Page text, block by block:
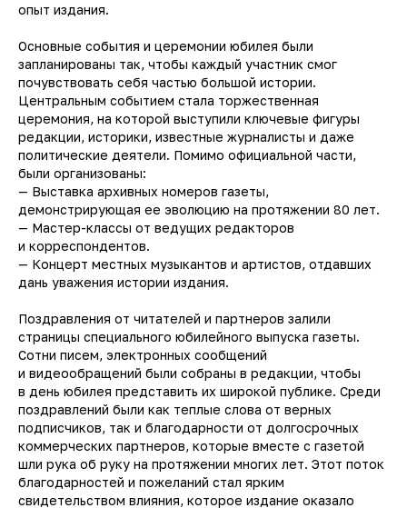
опыт издания.
Основные события и церемонии юбилея были
запланированы так, чтобы каждый участник смог
почувствовать себя частью большой истории.
Центральным событием стала торжественная
церемония, на которой выступили ключевые фигуры
редакции, историки, известные журналисты и даже
политические деятели. Помимо официальной части,
были организованы:
— Выставка архивных номеров газеты,
демонстрирующая ее эволюцию на протяжении 80 лет.
— Мастер-классы от ведущих редакторов
и корреспондентов.
— Концерт местных музыкантов и артистов, отдавших
дань уважения истории издания.
Поздравления от читателей и партнеров залили
страницы специального юбилейного выпуска газеты.
Сотни писем, электронных сообщений
и видеообращений были собраны в редакции, чтобы
в день юбилея представить их широкой публике. Среди
поздравлений были как теплые слова от верных
подписчиков, так и благодарности от долгосрочных
коммерческих партнеров, которые вместе с газетой
шли рука об руку на протяжении многих лет. Этот поток
благодарностей и пожеланий стал ярким
свидетельством влияния, которое издание оказало